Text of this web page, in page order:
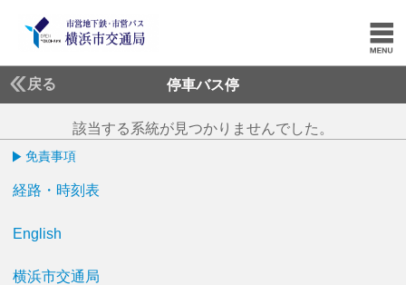
戻る 停車バス停
該当する系統が見つかりませんでした。
免責事項
経路・時刻表
English
横浜市交通局